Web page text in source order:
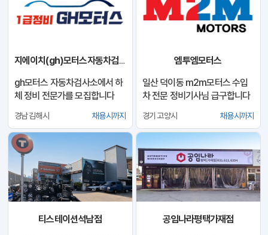
지에이치(gh)모터스자동차검사소
gh모터스 자동차검사소에서 하
체 정비 전문가를 모집합니다
경남 김해시 채용시까지
엠투엠모터스
일산 덕이동 m2m모터스 수입
차 전문 정비기사님 급구합니다
경기 고양시 채용시까지
티스테이션석남점
공임나라평택가재점